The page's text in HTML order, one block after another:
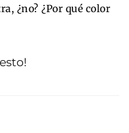
¿no? ¿Por qué color